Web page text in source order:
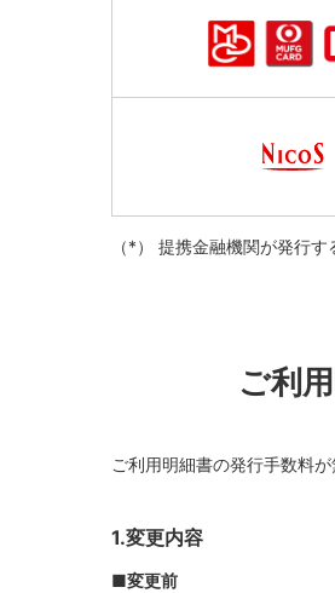
提携金融機関が発行す
ご利
ご利用明細書の発行手数料
1.変更内容
■変更前